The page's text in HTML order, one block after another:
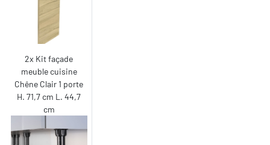
2x Kit façade
meuble cuisine
Chêne Clair 1 porte
H. 71,7 cm L. 44,7
cm